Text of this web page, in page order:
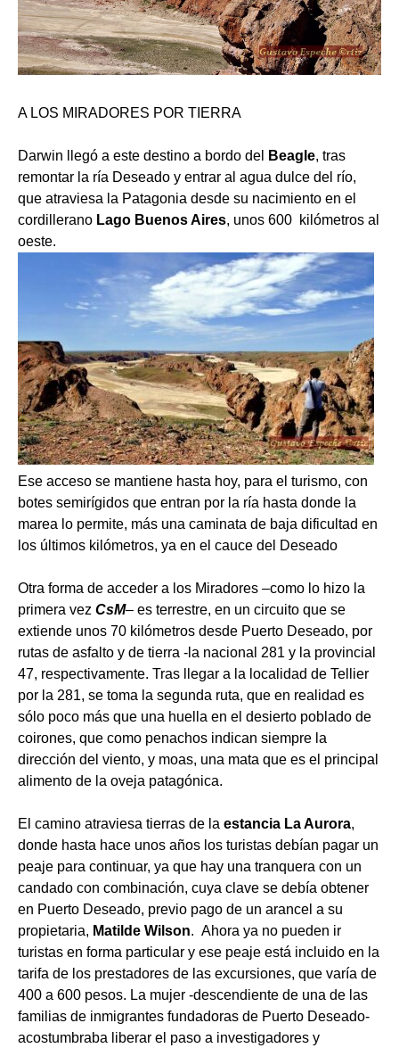
A LOS MIRADORES POR TIERRA
Darwin llegó a este destino a bordo del Beagle, tras
remontar la ría Deseado y entrar al agua dulce del río,
que atraviesa la Patagonia desde su nacimiento en el
cordillerano Lago Buenos Aires, unos 600 kilómetros al
oeste.
Ese acceso se mantiene hasta hoy, para el turismo, con
botes semirígidos que entran por la ría hasta donde la
marea lo permite, más una caminata de baja dificultad en
los últimos kilómetros, ya en el cauce del Deseado
Otra forma de acceder a los Miradores –como lo hizo la
primera vez CsM– es terrestre, en un circuito que se
extiende unos 70 kilómetros desde Puerto Deseado, por
rutas de asfalto y de tierra -la nacional 281 y la provincial
47, respectivamente. Tras llegar a la localidad de Tellier
por la 281, se toma la segunda ruta, que en realidad es
sólo poco más que una huella en el desierto poblado de
coirones, que como penachos indican siempre la
dirección del viento, y moas, una mata que es el principal
alimento de la oveja patagónica.
El camino atraviesa tierras de la estancia La Aurora,
donde hasta hace unos años los turistas debían pagar un
peaje para continuar, ya que hay una tranquera con un
candado con combinación, cuya clave se debía obtener
en Puerto Deseado, previo pago de un arancel a su
propietaria, Matilde Wilson. Ahora ya no pueden ir
turistas en forma particular y ese peaje está incluido en la
tarifa de los prestadores de las excursiones, que varía de
400 a 600 pesos. La mujer -descendiente de una de las
familias de inmigrantes fundadoras de Puerto Deseado-
acostumbraba liberar el paso a investigadores y